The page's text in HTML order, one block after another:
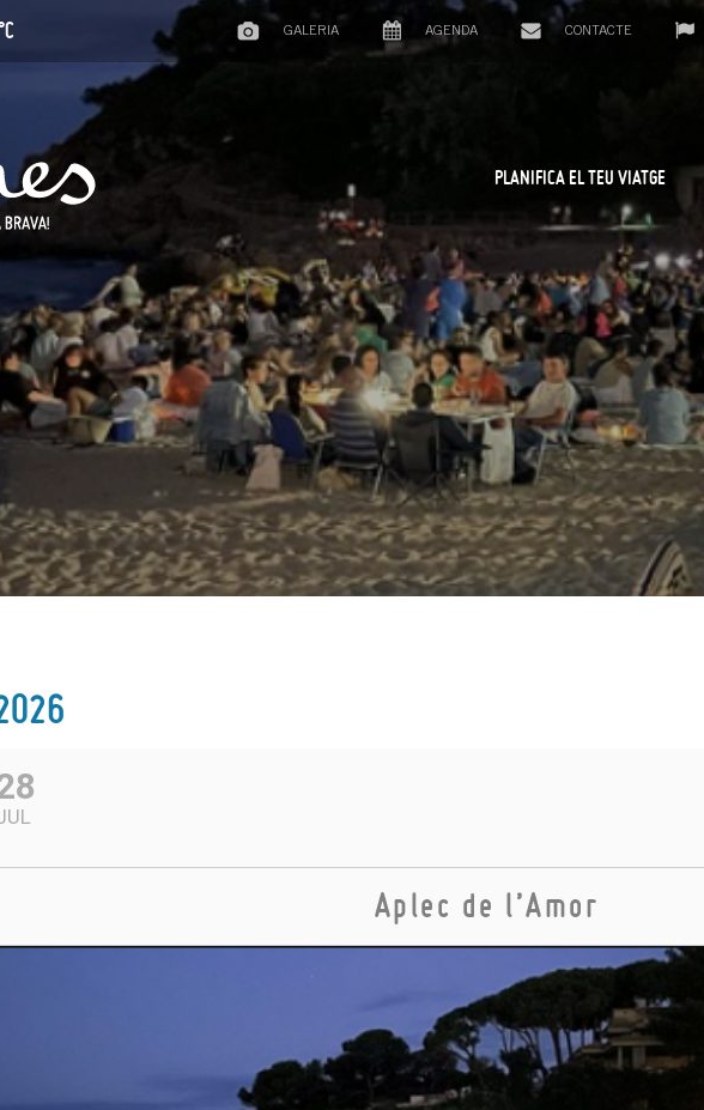
C GALERIA AGENDA CONTACTE
PLANIFICA EL TEU VIATGE
Aplec de l’Amor